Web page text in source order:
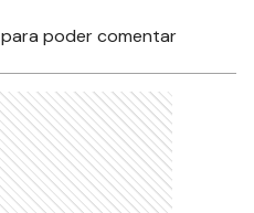
para poder comentar